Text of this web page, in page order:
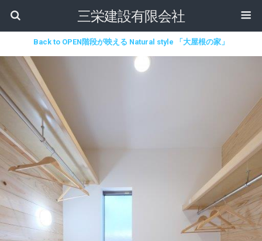
三栄建設有限会社
Back to OPEN階段が映える Natural style 「大屋根の家」